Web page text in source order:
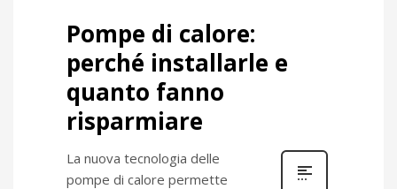
Pompe di calore:
perché installarle e
quanto fanno
risparmiare
La nuova tecnologia delle
pompe di calore permette